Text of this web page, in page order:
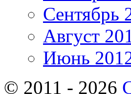
Сентябрь
Август
Июнь
© 2011 - 2026